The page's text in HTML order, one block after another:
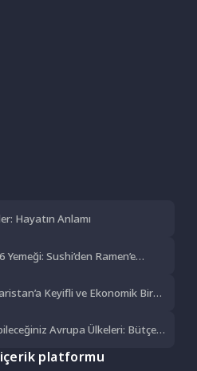
Hayatın Anlamı
Sushi’den Ramen’e
Keyifli ve Ekonomik Bir
Avrupa Ülkeleri: Bütçe
platformu